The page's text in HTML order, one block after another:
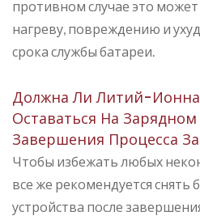
противном случае это
нагреву, повреждению и
срока службы батареи.
Должна Ли Литий-
Оставаться На
Завершения Процесса
Чтобы избежать любых
все же рекомендуется снять
устройства после